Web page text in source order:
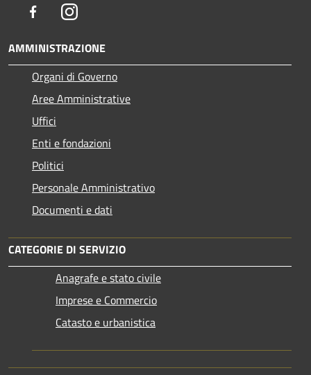
FacebookInstagram
AMMINISTRAZIONE
Organi di Governo
Aree Amministrative
Uffici
Enti e fondazioni
Politici
Personale Amministrativo
Documenti e dati
CATEGORIE DI SERVIZIO
Anagrafe e stato civile
Imprese e Commercio
Catasto e urbanistica